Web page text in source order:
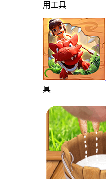
用工具
具